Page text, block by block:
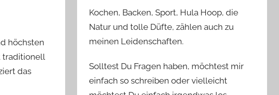
höchsten
traditionell
das
Kochen, Backen, Sport, Hula Hoop, die
Natur und tolle Düfte, zählen auch zu
meinen Leidenschaften.
Solltest Du Fragen haben, möchtest mir
einfach so schreiben oder vielleicht